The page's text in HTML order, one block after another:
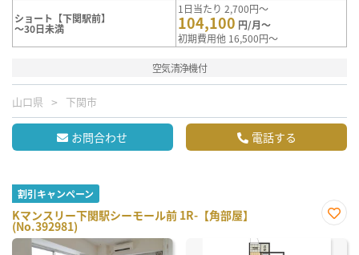
ショート【下関駅前】
～30日未満
1日当たり 2,700円～
104,100 円/月～
初期費用他 16,500円～
空気清浄機付
山口県 下関市
お問合わせ 電話する
割引キャンペーン
Kマンスリー下関駅シーモール前 1R-【角部屋】
(No.392981)
に入